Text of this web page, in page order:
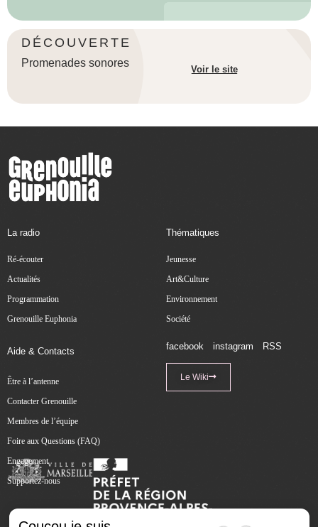
DÉCOUVERTE
Promenades sonores
Voir le site
La radio
Ré-écouter
Actualités
Programmation
Grenouille Euphonia
Thématiques
Jeunesse
Art&Culture
Environnement
Société
Aide & Contacts
Être à l’antenne
Contacter Grenouille
Membres de l’équipe
Foire aux Questions (FAQ)
Engagement
Supportez-nous
facebook instagram RSS
Le Wiki